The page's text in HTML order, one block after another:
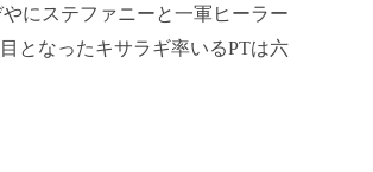
にステファニーと一軍ヒーラー
となったキサラギ率いるPTは六